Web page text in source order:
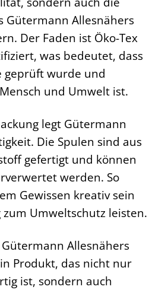
Gütermann Allesnähers
Der Faden ist Öko-Tex
was bedeutet, dass
geprüft wurde und
und Umwelt ist.
legt Gütermann
Die Spulen sind aus
gefertigt und können
werden. So
Gewissen kreativ sein
Umweltschutz leisten.
Allesnähers
Produkt, das nicht nur
ist, sondern auch